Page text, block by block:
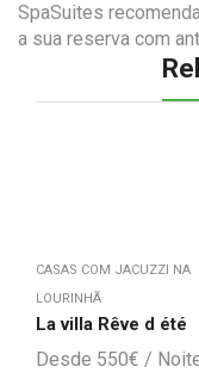
SpaSuites
a sua reserva com
CASAS COM JACUZZI NA
LOURINHÃ
La villa Rêve d été
550€